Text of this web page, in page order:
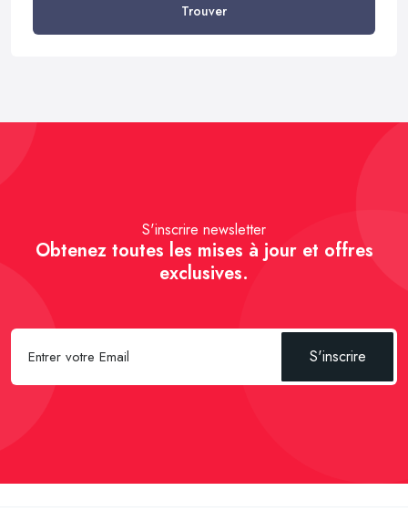
Trouver
S'inscrire newsletter
Obtenez toutes les mises à jour et offres
exclusives.
S'inscrire